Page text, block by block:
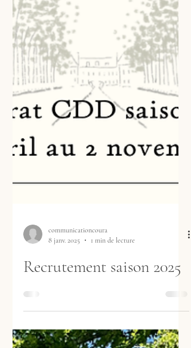
8 janv. 2025
1 min de lecture
Recrutement saison 2025